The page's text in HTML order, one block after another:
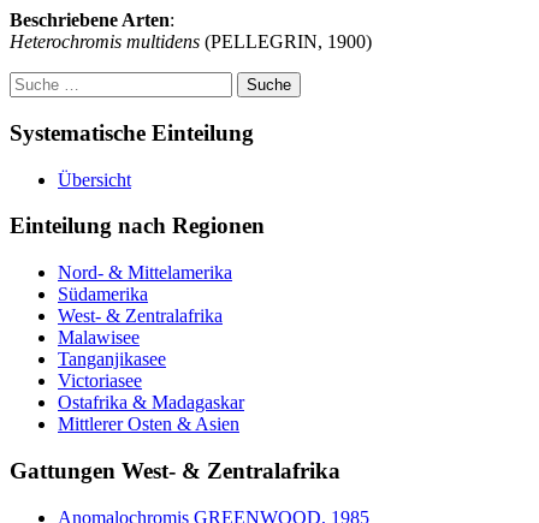
Beschriebene Arten:
Heterochromis multidens (PELLEGRIN, 1900)
Suche
nach:
Systematische Einteilung
Übersicht
Einteilung nach Regionen
Nord- & Mittelamerika
Südamerika
West- & Zentralafrika
Malawisee
Tanganjikasee
Victoriasee
Ostafrika & Madagaskar
Mittlerer Osten & Asien
Gattungen West- & Zentralafrika
Anomalochromis GREENWOOD, 1985